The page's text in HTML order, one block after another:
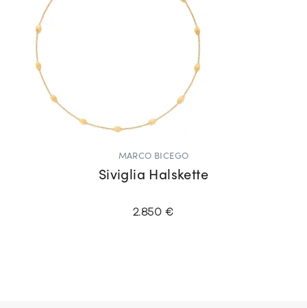
MARCO BICEGO
Siviglia Halskette
2.850 €